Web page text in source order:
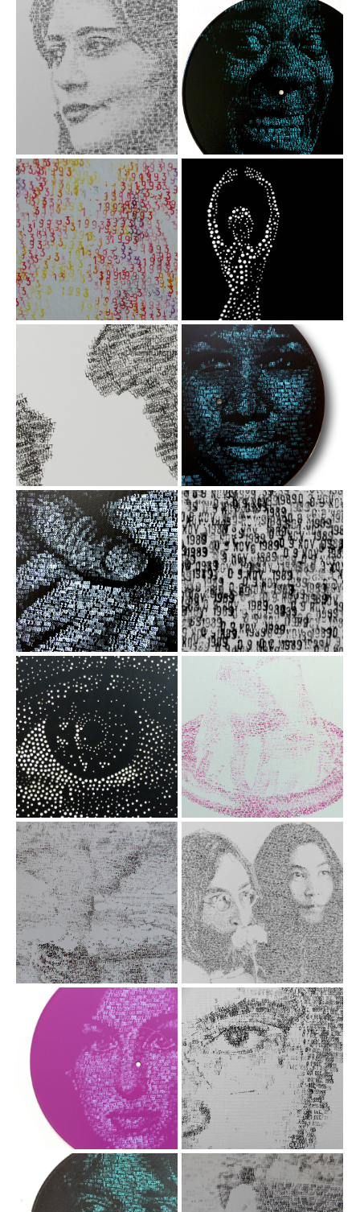
16 SEPT 2022 -
Masha AMINI
Encre sur papier /
tampon dateur,
30x40 cm, 2022
1967 Louis
Armstrong
Acrylique / tampon
dateur sur disque
vinyle, 30 cm
1993 - Nelson
Mandela
Encre sur papier /
tampon dateur,
50x65 cm, 2021
La danseuse
Perforations sur
papier
URGENT
Acrylique/ tampon
29 Avril 1967
Aretha Franklin
Acrylique / tampon
dateur sur disque
vinyle, 30 cm
23 AOUT 1989
- La voie balte
Acrylique sur toile /
tampon dateur,
60x60 cm, 2021
09 NOV 1989 -
Mur de Berlin
Acrylique sur toile /
tampon dateur,
92x65 cm, 2020
Oeil
40x30 cm
01 JANV 2023
Yes We Ken
01 JANV 2023 Yes We
Ken, Acrylique sur
toile / tampon
dateur, 80x80 cm,
2023
09 AOUT 1945
Nagasaki
09 AOUT 1945
Nagasaki, Acrylique
sur toile / tampon
dateur, 60x81 cm,
2019
25 MARS 1969
- J. Lennon - Y.
Ono
Acrylique sur toile /
tampon dateur
92x73 cm 2020
27 OCT. 2006
Amy
Winehouse
Acrylique / tampon
dateur sur disque
vinyle, 30 cm
01 DEC 1955 -
Rosa Parks
Acrylique sur toile /
tampon dateur,
60x73 cm, 2019